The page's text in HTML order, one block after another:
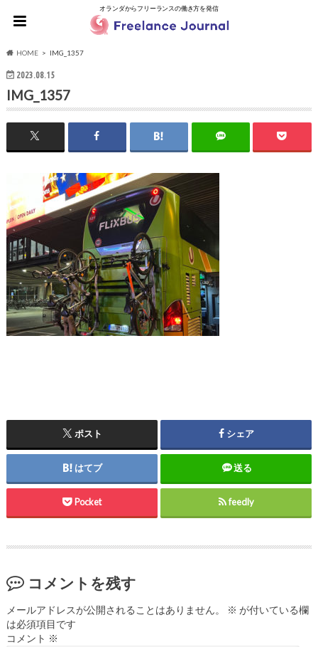
オランダからフリーランスの働き方を発信
HOME IMG_1357
2023.08.15
IMG_1357
ポスト シェア
はてブ 送る
Pocket feedly
コメントを残す
メールアドレスが公開されることはありません。 ※ が付いている欄
は必須項目です
コメント ※